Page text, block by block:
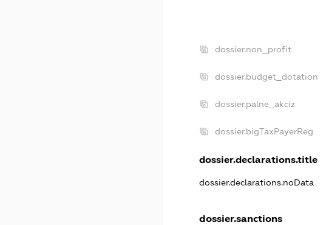
dossier.non_profit
dossier.budget_dotation
dossier.palne_akciz
dossier.bigTaxPayerReg
dossier.declarations.title
dossier.declarations.noData
dossier.sanctions